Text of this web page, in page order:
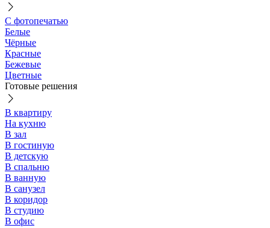
С фотопечатью
Белые
Чёрные
Красные
Бежевые
Цветные
Готовые решения
В квартиру
На кухню
В зал
В гостиную
В детскую
В спальню
В ванную
В санузел
В коридор
В студию
В офис